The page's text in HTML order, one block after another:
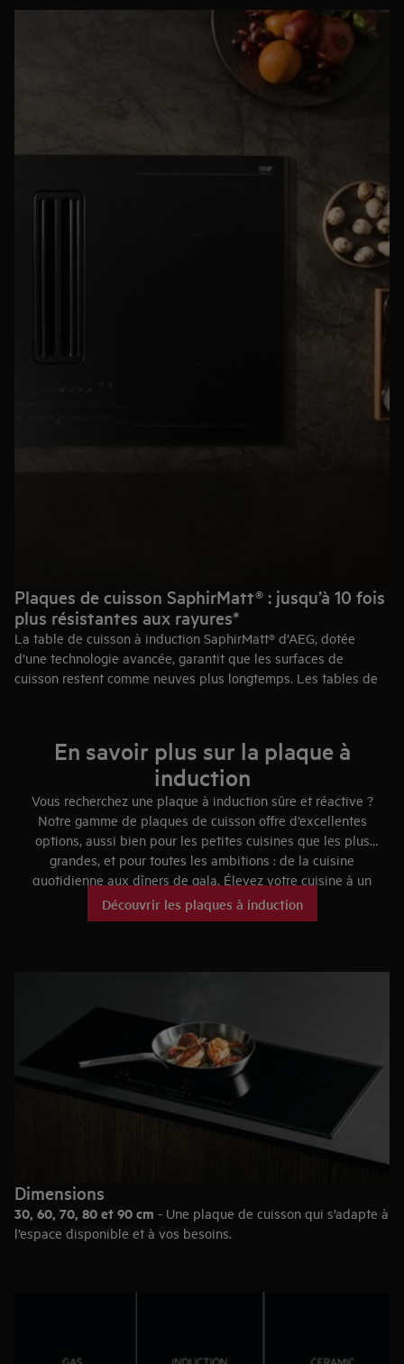
Plaques de cuisson SaphirMatt® : jusqu’à 10 fois
plus résistantes aux rayures*
La table de cuisson à induction SaphirMatt® d’AEG, dotée
d’une technologie avancée, garantit que les surfaces de
cuisson restent comme neuves plus longtemps. Les tables de
indépendant conformément à la norme internationale IEC
60068‑2‑70. La visibilité des rayures a été évaluée en interne
et comparée à nos tables de cuisson à induction standard sans
traitement ou revêtement spécial.
https://www.aeg.lu/discover/saphirmatt-induction-hobs/
En savoir plus sur la plaque à
induction
Vous recherchez une plaque à induction sûre et réactive ?
Notre gamme de plaques de cuisson offre d’excellentes
options, aussi bien pour les petites cuisines que les plus
grandes, et pour toutes les ambitions : de la cuisine
quotidienne aux dîners de gala. Élevez votre cuisine à un
niveau supérieur !
Découvrir les plaques à induction
Dimensions
30, 60, 70, 80 et 90 cm - Une plaque de cuisson qui s’adapte à
l’espace disponible et à vos besoins.